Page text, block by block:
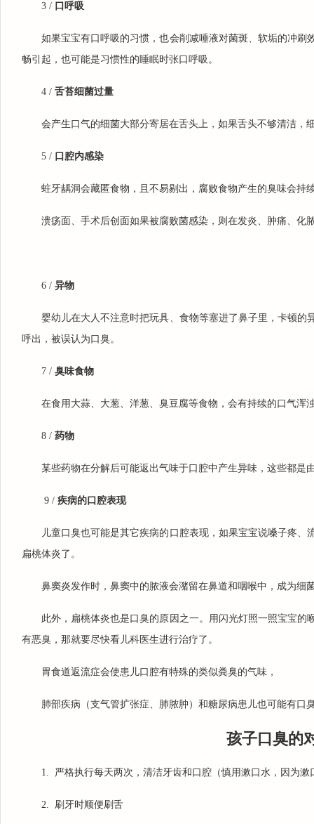
3 / 口呼吸
如果宝宝有口呼吸的习惯，也会削减唾液对菌斑、软垢的冲
畅引起，也可能是习惯性的睡眠时张口呼吸。
4 / 舌苔细菌过量
会产生口气的细菌大部分寄居在舌头上，如果舌头不够清洁，
5 / 口腔内感染
蛀牙龋洞会藏匿食物，且不易剔出，腐败食物产生的臭味会持
溃疡面、手术后创面如果被腐败菌感染，则在发炎、肿痛、化
6 / 异物
婴幼儿在大人不注意时把玩具、食物等塞进了鼻子里，卡顿
呼出，被误认为口臭。
7 / 臭味食物
在食用大蒜、大葱、洋葱、臭豆腐等食物，会有持续的口气浑
8 / 药物
某些药物在分解后可能返出气味于口腔中产生异味，这些都是
9 / 疾病的口腔表现
儿童口臭也可能是其它疾病的口腔表现，如果宝宝说嗓子疼
扁桃体炎了。
鼻窦炎发作时，鼻窦中的脓液会潴留在鼻道和咽喉中，成为细
此外，扁桃体炎也是口臭的原因之一。用闪光灯照一照宝宝
有恶臭，那就要尽快看儿科医生进行治疗了。
胃食道返流症会使患儿口腔有特殊的类似粪臭的气味，
肺部疾病（支气管扩张症、肺脓肿）和糖尿病患儿也可能有口
孩子口臭的
1. 严格执行每天两次，清洁牙齿和口腔（慎用漱口水，因为
2. 刷牙时顺便刷舌